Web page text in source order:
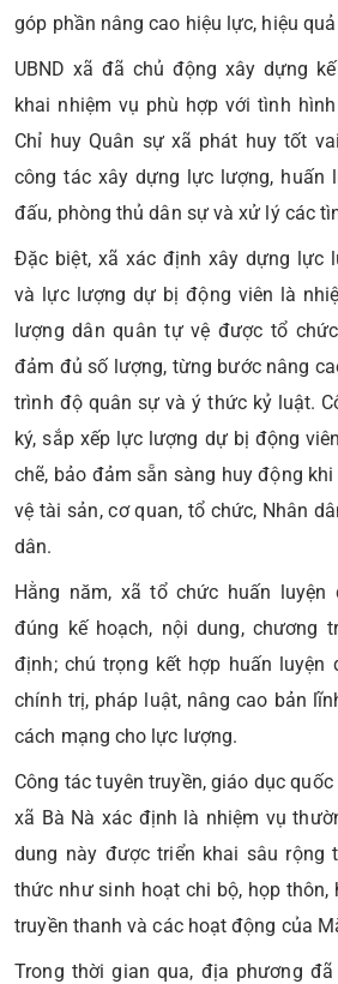
góp phần nâng cao hiệu lực, hiệu
UBND xã đã chủ động xây dựng
khai nhiệm vụ phù hợp với tình
Chỉ huy Quân sự xã phát huy tốt
công tác xây dựng lực lượng, huấn
đấu, phòng thủ dân sự và xử lý các
Đặc biệt, xã xác định xây dựng lực
và lực lượng dự bị động viên là
lượng dân quân tự vệ được tổ
đảm đủ số lượng, từng bước nâng
trình độ quân sự và ý thức kỷ luật.
ký, sắp xếp lực lượng dự bị động
chẽ, bảo đảm sẵn sàng huy động
vệ tài sản, cơ quan, tổ chức, Nhân
dân.
Hằng năm, xã tổ chức huấn
đúng kế hoạch, nội dung, chương
định; chú trọng kết hợp huấn luyện
chính trị, pháp luật, nâng cao bản
cách mạng cho lực lượng.
Công tác tuyên truyền, giáo dục
xã Bà Nà xác định là nhiệm vụ
dung này được triển khai sâu rộng
thức như sinh hoạt chi bộ, họp thôn,
truyền thanh và các hoạt động của
Trong thời gian qua, địa phương